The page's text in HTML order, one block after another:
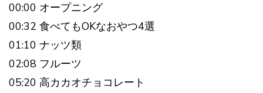
00:00 オープニング
00:32 食べてもOKなおやつ4選
01:10 ナッツ類
02:08 フルーツ
05:20 高カカオチョコレート